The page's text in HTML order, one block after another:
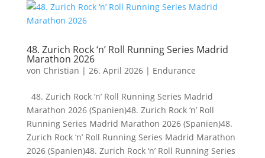
48. Zurich Rock ‘n’ Roll Running Series Madrid
Marathon 2026
von Christian | 26. April 2026| Endurance
48. Zurich Rock ‘n’ Roll Running Series Madrid
Marathon 2026 (Spanien)48. Zurich Rock ‘n’ Roll
Running Series Madrid Marathon 2026 (Spanien)48.
Zurich Rock ‘n’ Roll Running Series Madrid Marathon
2026 (Spanien)48. Zurich Rock ‘n’ Roll Running Series